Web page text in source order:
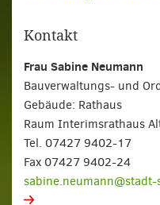
Kontakt
Frau Sabine Neumann
Bauverwaltungs- und
Gebäude: Rathaus
Raum Interimsrathaus
Tel. 07427 9402-17
Fax 07427 9402-24